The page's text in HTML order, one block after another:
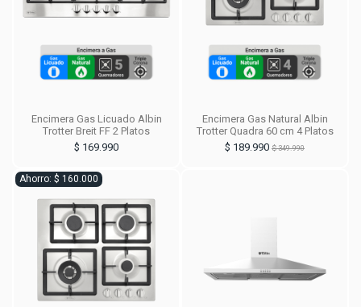
Encimera Gas Licuado Albin
Trotter Breit FF 2 Platos
$ 169.990
Encimera Gas Natural Albin
Trotter Quadra 60 cm 4 Platos
$ 189.990 $ 349.990
Ahorro: $ 160.000